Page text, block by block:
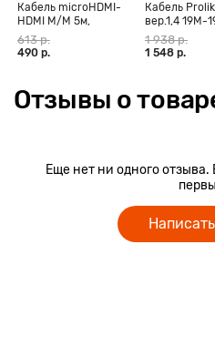
Кабель microHDMI-
HDMI M/M 5м,
позолоченные
контакты Blister box
613 р.
490 р.
Кабель
вер.1,4 19М-
конт.,
кольца, 30 м
1 938 р.
1 548 р.
Отзывы о
Еще нет ни одного